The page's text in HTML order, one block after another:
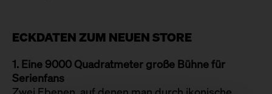
ECKDATEN ZUM NEUEN STORE
1. Eine 9000 Quadratmeter große Bühne für
Serienfans